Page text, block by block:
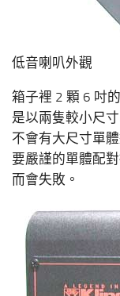
低音喇叭外觀
箱子裡 2 顆 6 吋
是以兩隻較小尺
不會有大尺寸單
要嚴謹的單體配
而會失敗。